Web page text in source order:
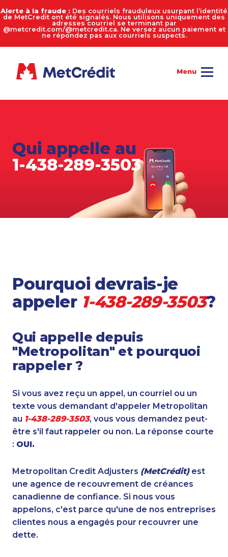
Alerte à la fraude : Des courriels frauduleux usurpant l’identité
de MetCredit ont été signalés. Nous utilisons uniquement des
adresses courriel se terminant par
@metcredit.com/@metcredit.ca. Ne versez aucun paiement et
ne répondez pas aux courriels suspects.
Qui appelle au
1-438-289-3503
Pourquoi devrais-je
appeler 1-438-289-3503?
Qui appelle depuis
"Metropolitan" et pourquoi
rappeler ?
Si vous avez reçu un appel, un courriel ou un
texte vous demandant d'appeler Metropolitan
au 1-438-289-3503, vous vous demandez peut-
être s'il faut rappeler ou non. La réponse courte
: OUI.
Metropolitan Credit Adjusters (MetCrédit)est
une agence de recouvrement de créances
canadienne de confiance. Si nous vous
appelons, c'est parce qu'une de nos entreprises
clientes nous a engagés pour recouvrer une
dette.